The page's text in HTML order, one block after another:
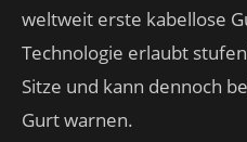
weltweit erste kabellose
Technologie erlaubt
Sitze und kann dennoch
Gurt warnen.